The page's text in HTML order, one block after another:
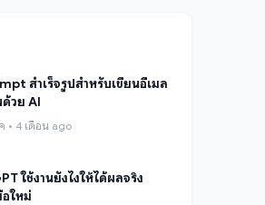
สำเร็จรูปสำหรับเขียนอีเมล
วย AI
• 4 เดือน ago
ใช้งานยังไงให้ได้ผลจริง
ใหม่